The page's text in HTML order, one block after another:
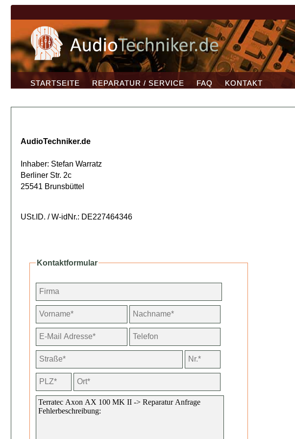
STARTSEITE REPARATUR / SERVICE FAQ KONTAKT
AudioTechniker.de
Inhaber: Stefan Warratz
Berliner Str. 2c
25541 Brunsbüttel
USt.ID. / W-idNr.: DE227464346
Kontaktformular